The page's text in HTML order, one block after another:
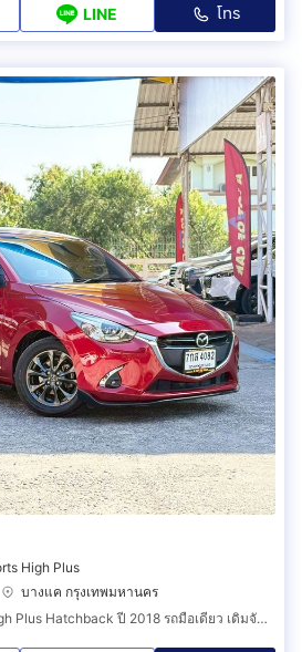
LINE โทร
High Plus
บางแค กรุงเทพมหานคร
Mazda2 1.3 Skyactiv-G High Plus Hatchback ปี 2018 รถมือเดียว เดิมจัด ไม่เคยเฉี่ยวชน แม้แต่น๊อตก็ยังไงเคยไข ประวัติเข้าศูนย์ครบทุกระยะ ตรวจสอ